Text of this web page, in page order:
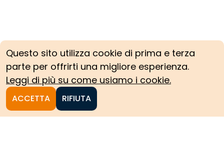
Questo sito utilizza cookie di prima e terza
parte per offrirti una migliore esperienza.
Leggi di più su come usiamo i cookie.
ACCETTA RIFIUTA